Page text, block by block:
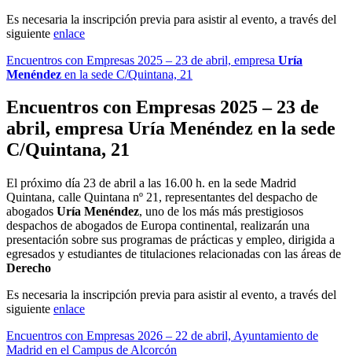
Es necesaria la inscripción previa para asistir al evento, a través del
siguiente enlace
Encuentros con Empresas 2025 – 23 de abril, empresa Uría
Menéndez en la sede C/Quintana, 21
Encuentros con Empresas 2025 – 23 de
abril, empresa Uría Menéndez en la sede
C/Quintana, 21
El próximo día 23 de abril a las 16.00 h. en la sede Madrid
Quintana, calle Quintana nº 21, representantes del despacho de
abogados Uría Menéndez, uno de los más más prestigiosos
despachos de abogados de Europa continental, realizarán una
presentación sobre sus programas de prácticas y empleo, dirigida a
egresados y estudiantes de titulaciones relacionadas con las áreas de
Derecho
Es necesaria la inscripción previa para asistir al evento, a través del
siguiente enlace
Encuentros con Empresas 2026 – 22 de abril, Ayuntamiento de
Madrid en el Campus de Alcorcón